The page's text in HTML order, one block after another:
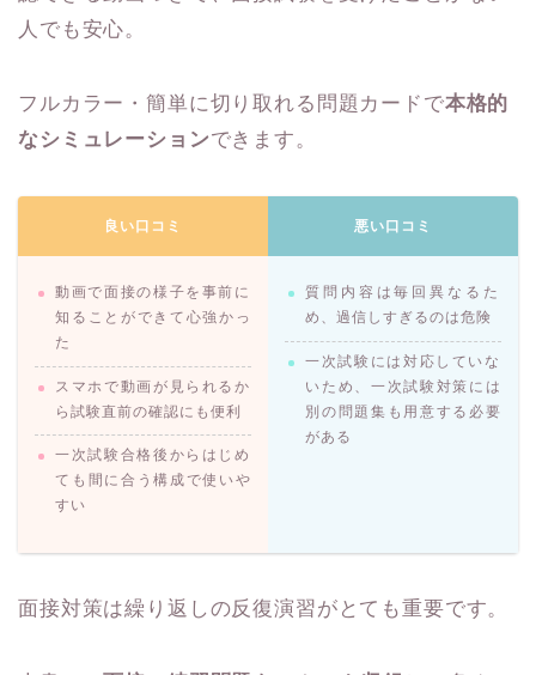
人でも安心。
フルカラー・簡単に切り取れる問題カードで本格的
なシミュレーションできます。
良い口コミ
動画で面接の様子を事前に
知ることができて心強かっ
た
スマホで動画が見られるか
ら試験直前の確認にも便利
一次試験合格後からはじめ
ても間に合う構成で使いや
すい
悪い口コミ
質問内容は毎回異なるた
め、過信しすぎるのは危険
一次試験には対応していな
いため、一次試験対策には
別の問題集も用意する必要
がある
面接対策は繰り返しの反復演習がとても重要です。